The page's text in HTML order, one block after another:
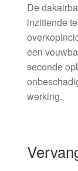
De
inzittende
een
seconde
werking.